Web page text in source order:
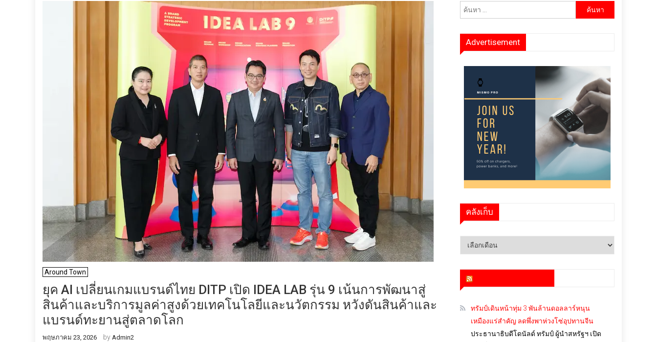
Around Town
ยุค AI เปลี่ยนเกมแบรนด์ไทย DITP เปิด IDEA LAB รุ่น 9 เน้นการพัฒนาสู่
สินค้าและบริการมูลค่าสูงด้วยเทคโนโลยีและนวัตกรรม หวังดันสินค้าและ
แบรนด์ทะยานสู่ตลาดโลก
พฤษภาคม 23, 2026 by Admin2
ค้นหา
Advertisement
คลังเก็บ
คลัง
ทรัมป์เดินหน้าทุ่ม 3 พันล้านดอลลาร์หนุน
เหมืองแร่สำคัญ ลดพึ่งพาห่วงโซ่อุปทานจีน
ประธานาธิบดีโดนัลด์ ทรัมป์ ผู้นำสหรัฐฯ เปิด